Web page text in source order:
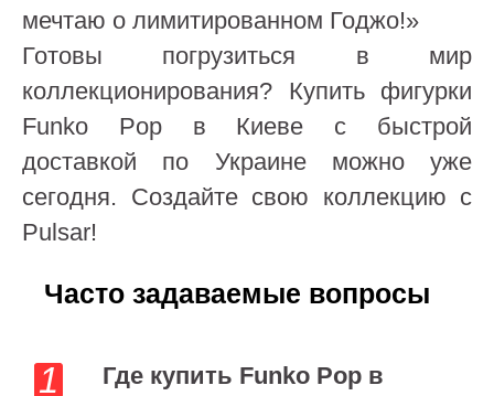
мечтаю о лимитированном Годжо!»
Готовы погрузиться в мир
коллекционирования? Купить фигурки
Funko Pop в Киеве с быстрой
доставкой по Украине можно уже
сегодня. Создайте свою коллекцию с
Pulsar!
Часто задаваемые вопросы
Где купить Funko Pop в